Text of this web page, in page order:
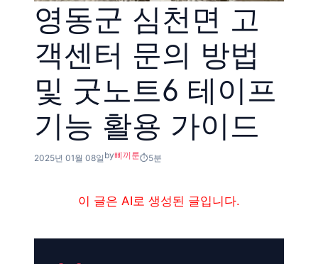
영동군 심천면 고
객센터 문의 방법
및 굿노트6 테이프
기능 활용 가이드
2025년 01월 08일 by삐끼룬 5분
이 글은 AI로 생성된 글입니다.